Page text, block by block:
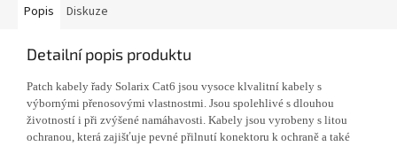
Popis Diskuze
Detailní popis produktu
Patch kabely řady Solarix Cat6 jsou vysoce klvalitní kabely s
výbornými přenosovými vlastnostmi. Jsou spolehlivé s dlouhou
životností i při zvýšené namáhavosti. Kabely jsou vyrobeny s litou
ochranou, která zajišťuje pevné přilnutí konektoru k ochraně a také